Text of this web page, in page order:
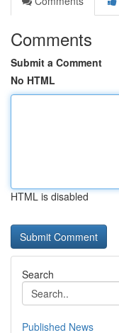
Comments
Submit a Comment
No HTML
HTML is disabled
Search
Published News